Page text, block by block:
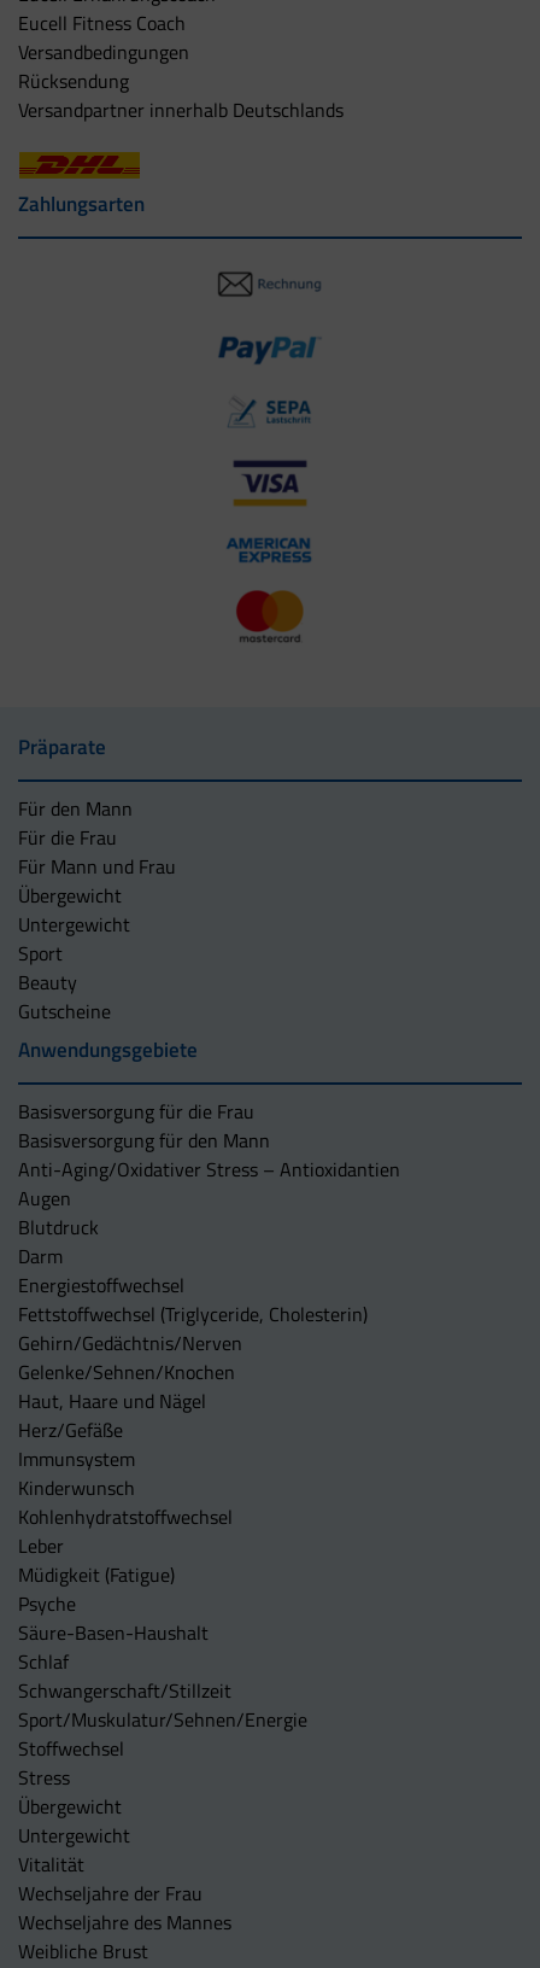
Eucell Fitness Coach
Versandbedingungen
Rücksendung
Versandpartner innerhalb Deutschlands
Zahlungsarten
Präparate
Für den Mann
Für die Frau
Für Mann und Frau
Übergewicht
Untergewicht
Sport
Beauty
Gutscheine
Anwendungsgebiete
Basisversorgung für die Frau
Basisversorgung für den Mann
Anti-Aging/Oxidativer Stress – Antioxidantien
Augen
Blutdruck
Darm
Energiestoffwechsel
Fettstoffwechsel (Triglyceride, Cholesterin)
Gehirn/Gedächtnis/Nerven
Gelenke/Sehnen/Knochen
Haut, Haare und Nägel
Herz/Gefäße
Immunsystem
Kinderwunsch
Kohlenhydratstoffwechsel
Leber
Müdigkeit (Fatigue)
Psyche
Säure-Basen-Haushalt
Schlaf
Schwangerschaft/Stillzeit
Sport/Muskulatur/Sehnen/Energie
Stoffwechsel
Stress
Übergewicht
Untergewicht
Vitalität
Wechseljahre der Frau
Wechseljahre des Mannes
Weibliche Brust